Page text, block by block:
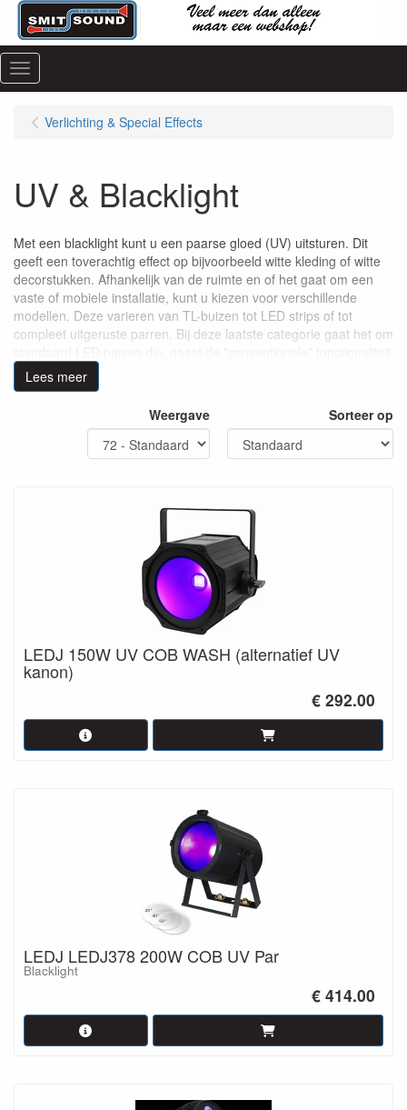
Menu
Verlichting & Special Effects
UV & Blacklight
Met een blacklight kunt u een paarse gloed (UV) uitsturen. Dit
geeft een toverachtig effect op bijvoorbeeld witte kleding of witte
decorstukken. Afhankelijk van de ruimte en of het gaat om een
vaste of mobiele installatie, kunt u kiezen voor verschillende
modellen. Deze varieren van TL-buizen tot LED strips of tot
compleet uitgeruste parren. Bij deze laatste categorie gaat het om
ook UV-licht kunnen projecteren. Wanneer gebruikt met de juiste
dosering, geeft UV-licht een prachtig effect en kan het een
integraal onderdeel van uw lichtset zijn.
Bekijk de filmpjes om een indruk te krijgen. Of neem
voor extra informatie.
Lees meer
Weergave Sorteer op
LEDJ 150W UV COB WASH (alternatief UV
kanon)
€ 292.00
LEDJ LEDJ378 200W COB UV Par
Blacklight
€ 414.00